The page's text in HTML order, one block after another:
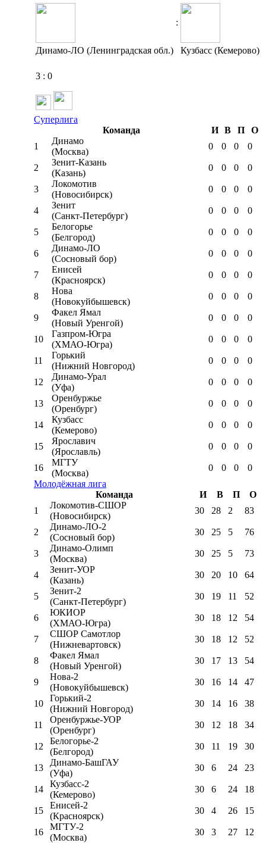
:
Динамо-ЛО (Ленинградская обл.) Кузбасс (Кемерово)
3 : 0
Суперлига
Команда
И В П
О
1
Динамо
(Москва)
0 0 0 0
2
Зенит-Казань
(Казань)
0 0 0 0
3
Локомотив
(Новосибирск)
0 0 0 0
4
Зенит
(Санкт-Петербург)
0 0 0 0
5
Белогорье
(Белгород)
0 0 0 0
6
Динамо-ЛО
(Сосновый бор)
0 0 0 0
7
Енисей
(Красноярск)
0 0 0 0
8
Нова
(Новокуйбышевск)
0 0 0 0
9
Факел Ямал
(Новый Уренгой)
0 0 0 0
10
Газпром-Югра
(ХМАО-Югра)
0 0 0 0
11
Горький
(Нижний Новгород)
0 0 0 0
12
Динамо-Урал
(Уфа)
0 0 0 0
13
Оренбуржье
(Оренбург)
0 0 0 0
14
Кузбасс
(Кемерово)
0 0 0 0
15
Ярославич
(Ярославль)
0 0 0 0
16
МГТУ
(Москва)
0 0 0
0
Молодёжная лига
Команда
И В П
О
1
Локомотив-CШОР
(Новосибирск)
30 28 2 83
2
Динамо-ЛО-2
(Сосновый бор)
30 25 5 76
3
Динамо-Олимп
(Москва)
30 25 5 73
4
Зенит-УОР
(Казань)
30 20 10 64
5
Зенит-2
(Санкт-Петербург)
30 19 11 52
6
ЮКИОР
(ХМАО-Югра)
30 18 12 54
7
СШОР Самотлор
(Нижневартовск)
30 18 12 52
8
Факел Ямал
(Новый Уренгой)
30 17 13 54
9
Нова-2
(Новокуйбышевск)
30 16 14 47
10
Горький-2
(Нижний Новгород)
30 14 16 38
11
Оренбуржье-УОР
(Оренбург)
30 12 18 34
12
Белогорье-2
(Белгород)
30 11 19 30
13
Динамо-БашГАУ
(Уфа)
30 6 24 23
14
Кузбасс-2
(Кемерово)
30 6 24 18
15
Енисей-2
(Красноярск)
30 4 26 15
16
МГТУ-2
(Москва)
30 3 27 12